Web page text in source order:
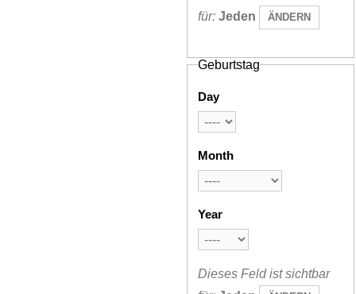
für: Jeden ÄNDERN
Geburtstag
Day
Month
Year
Dieses Feld ist sichtbar